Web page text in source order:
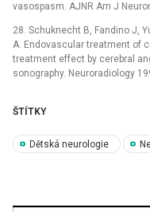
vasospasm. AJNR Am J
28. Schuknecht B, Fandino J,
A. Endovascular treatment of
treatment effect by cerebral
sonography. Neuroradiology
ŠTÍTKY
Dětská neurologie